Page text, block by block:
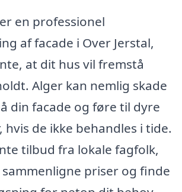
en professionel
af facade i Over Jerstal,
at dit hus vil fremstå
Alger kan nemlig skade
din facade og føre til dyre
de ikke behandles i tide.
tilbud fra lokale fagfolk,
priser og finde